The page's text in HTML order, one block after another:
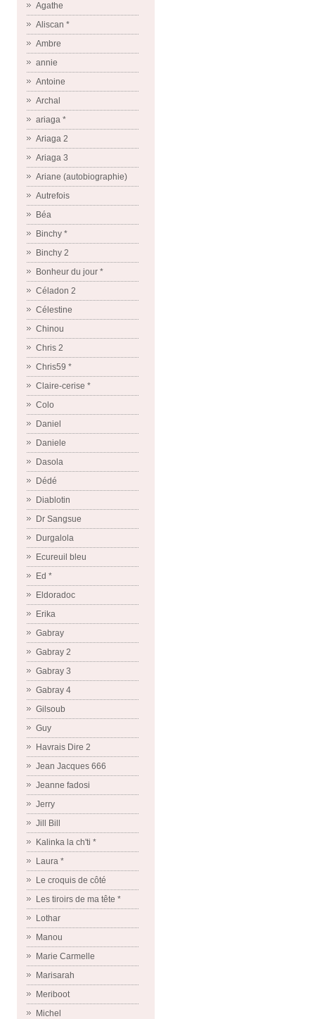
Agathe
Aliscan *
Ambre
annie
Antoine
Archal
ariaga *
Ariaga 2
Ariaga 3
Ariane (autobiographie)
Autrefois
Béa
Binchy *
Binchy 2
Bonheur du jour *
Céladon 2
Célestine
Chinou
Chris 2
Chris59 *
Claire-cerise *
Colo
Daniel
Daniele
Dasola
Dédé
Diablotin
Dr Sangsue
Durgalola
Ecureuil bleu
Ed *
Eldoradoc
Erika
Gabray
Gabray 2
Gabray 3
Gabray 4
Gilsoub
Guy
Havrais Dire 2
Jean Jacques 666
Jeanne fadosi
Jerry
Jill Bill
Kalinka la ch'ti *
Laura *
Le croquis de côté
Les tiroirs de ma tête *
Lothar
Manou
Marie Carmelle
Marisarah
Meriboot
Michel